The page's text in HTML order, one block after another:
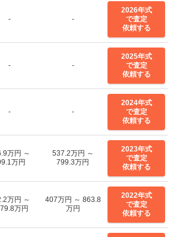
- -
2026年式
で査定
依頼する
- -
2025年式
で査定
依頼する
- -
2024年式
で査定
依頼する
万円 ～
万円
537.2万円 ～
799.3万円
2023年式
で査定
依頼する
万円 ～
万円
407万円 ～ 863.8
万円
2022年式
で査定
依頼する